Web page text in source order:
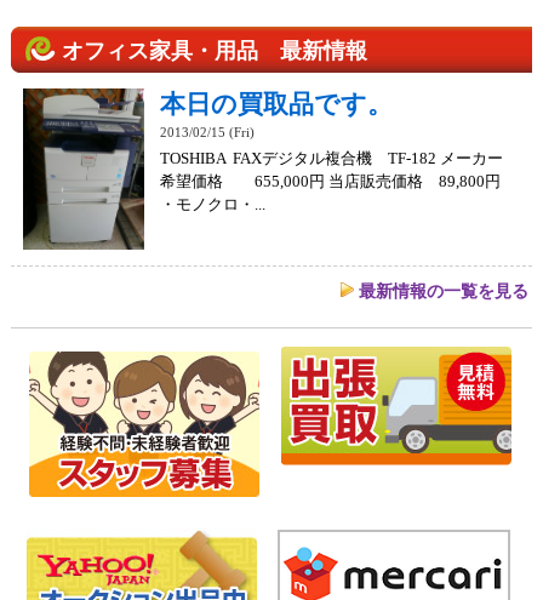
オフィス家具・用品 最新情報
本日の買取品です。
2013/02/15 (Fri)
TOSHIBA FAXデジタル複合機 TF-182 メーカー
希望価格 655,000円 当店販売価格 89,800円
・モノクロ・...
最新情報の一覧を見る